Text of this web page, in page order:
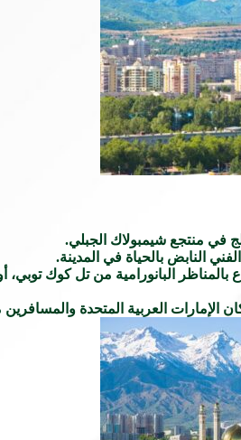
في منتجع شيمبولاك الجبلي.
النابض بالحياة في المدينة.
بالمناظر البانورامية من تل كوك
الإمارات العربية المتحدة